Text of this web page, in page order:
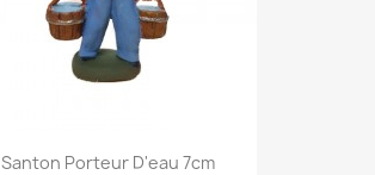
Santon Porteur D'eau 7cm